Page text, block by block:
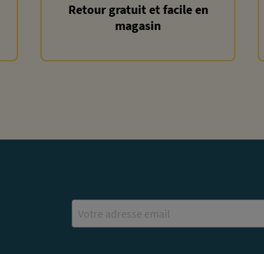
Retour gratuit et facile en
magasin
Email